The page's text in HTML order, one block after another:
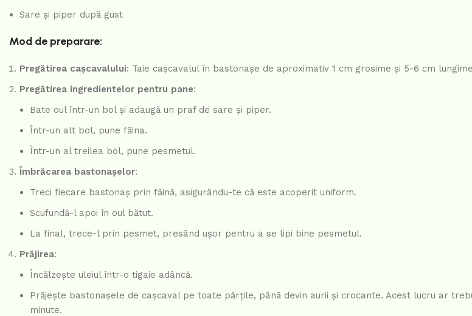
Sare și piper după gust
Mod de preparare:
Pregătirea cașcavalului: Taie cașcavalul în bastonașe de aproximativ 1 cm grosime și 5-6 cm
Pregătirea ingredientelor pentru pane:
Bate oul într-un bol și adaugă un praf de sare și piper.
Într-un alt bol, pune făina.
Într-un al treilea bol, pune pesmetul.
Îmbrăcarea bastonașelor:
Treci fiecare bastonaș prin făină, asigurându-te că este acoperit uniform.
Scufundă-l apoi în oul bătut.
La final, trece-l prin pesmet, presând ușor pentru a se lipi bine pesmetul.
Prăjirea:
Încălzește uleiul într-o tigaie adâncă.
Prăjește bastonașele de cașcaval pe toate părțile, până devin aurii și crocante. Acest lucru ar
minute.